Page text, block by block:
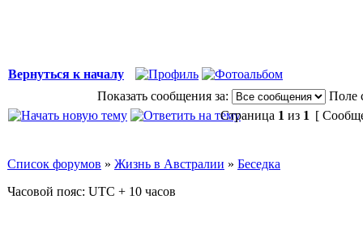
Вернуться к началу
Показать сообщения за:
Поле
Страница 1 из 1 [
Список форумов » Жизнь в Австралии » Беседка
Часовой пояс: UTC + 10 часов